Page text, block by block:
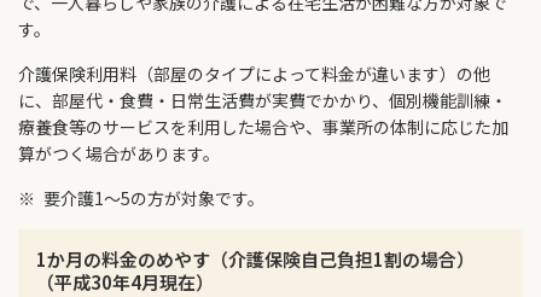
す。
介護保険利用料（部屋のタイプによって料金が違います）の他
に、部屋代・食費・日常生活費が実費でかかり、個別機能訓練・
療養食等のサービスを利用した場合や、事業所の体制に応じた加
算がつく場合があります。
要介護1～5の方が対象です。
1か月の料金のめやす（介護保険自己負担1割の場合）
（平成30年4月現在）